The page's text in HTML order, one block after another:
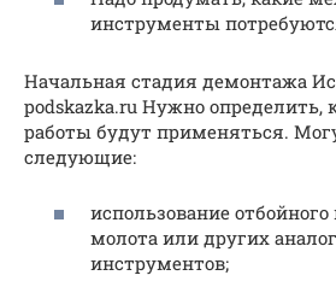
инструменты
Начальная стадия демонтажа
podskazka.ru Нужно определить,
работы будут применяться.
следующие:
использование
молота или других
инструментов;